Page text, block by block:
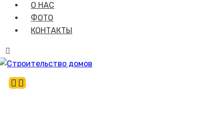
О НАС
ФОТО
КОНТАКТЫ